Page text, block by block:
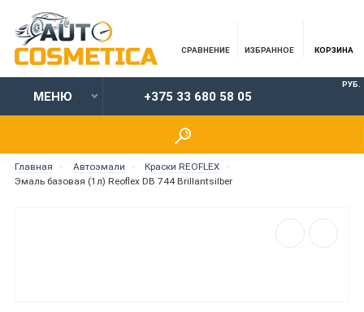
СРАВНЕНИЕ ИЗБРАННОЕ КОРЗИНА
МЕНЮ +375 33 680 58 05
РУБ.
Главная Автоэмали
Краски REOFLEX
Эмаль базовая (1л) Reoflex DB 744 Brillantsilber